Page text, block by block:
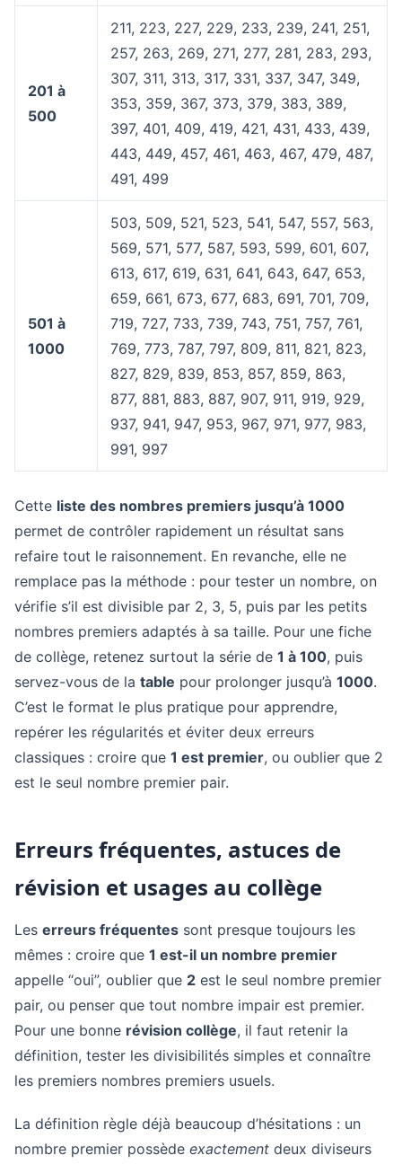
201 à
500
211, 223, 227, 229, 233, 239, 241, 251,
257, 263, 269, 271, 277, 281, 283, 293,
307, 311, 313, 317, 331, 337, 347, 349,
353, 359, 367, 373, 379, 383, 389,
397, 401, 409, 419, 421, 431, 433, 439,
443, 449, 457, 461, 463, 467, 479, 487,
491, 499
501 à
1000
503, 509, 521, 523, 541, 547, 557, 563,
569, 571, 577, 587, 593, 599, 601, 607,
613, 617, 619, 631, 641, 643, 647, 653,
659, 661, 673, 677, 683, 691, 701, 709,
719, 727, 733, 739, 743, 751, 757, 761,
769, 773, 787, 797, 809, 811, 821, 823,
827, 829, 839, 853, 857, 859, 863,
877, 881, 883, 887, 907, 911, 919, 929,
937, 941, 947, 953, 967, 971, 977, 983,
991, 997
Cette liste des nombres premiers jusqu’à 1000
permet de contrôler rapidement un résultat sans
refaire tout le raisonnement. En revanche, elle ne
remplace pas la méthode : pour tester un nombre, on
vérifie s’il est divisible par 2, 3, 5, puis par les petits
nombres premiers adaptés à sa taille. Pour une fiche
de collège, retenez surtout la série de 1 à 100, puis
servez-vous de la table pour prolonger jusqu’à 1000.
C’est le format le plus pratique pour apprendre,
repérer les régularités et éviter deux erreurs
classiques : croire que 1 est premier, ou oublier que 2
est le seul nombre premier pair.
Erreurs fréquentes, astuces de
révision et usages au collège
Les erreurs fréquentes sont presque toujours les
mêmes : croire que 1 est-il un nombre premier
appelle “oui”, oublier que 2 est le seul nombre premier
pair, ou penser que tout nombre impair est premier.
Pour une bonne révision collège, il faut retenir la
définition, tester les divisibilités simples et connaître
les premiers nombres premiers usuels.
La définition règle déjà beaucoup d’hésitations : un
nombre premier possède exactement deux diviseurs